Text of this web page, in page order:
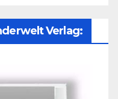
Verlag: